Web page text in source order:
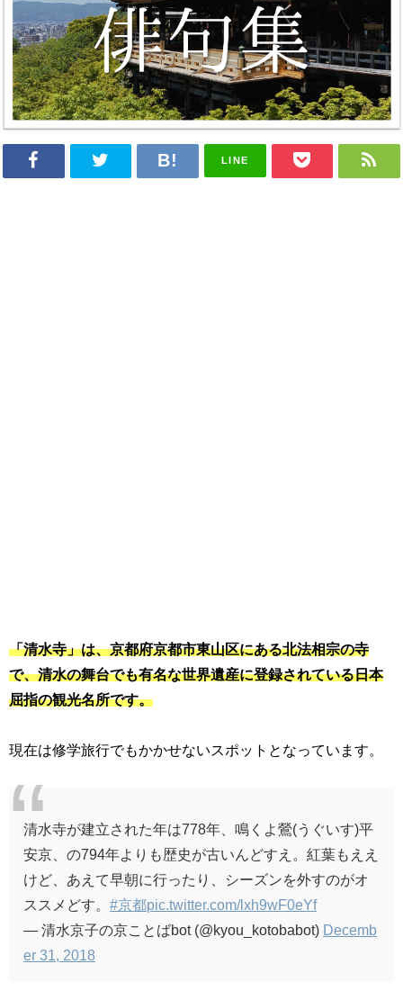
LINE
「清水寺」は、京都府京都市東山区にある北法相宗の寺
で、清水の舞台でも有名な世界遺産に登録されている日本
屈指の観光名所です。
現在は修学旅行でもかかせないスポットとなっています。
清水寺が建立された年は778年、鳴くよ鶯(うぐいす)平
安京、の794年よりも歴史が古いんどすえ。紅葉もええ
けど、あえて早朝に行ったり、シーズンを外すのがオ
ススメどす。 #京都pic.twitter.com/lxh9wF0eYf
— 清水京子の京ことばbot (@kyou_kotobabot) Decemb
er 31, 2018